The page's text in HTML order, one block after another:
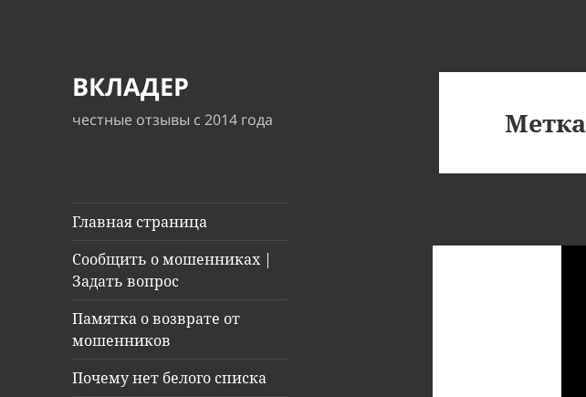
ВКЛАДЕР
честные отзывы с 2014 года
Главная страница
Сообщить о мошенниках |
Задать вопрос
Памятка о возврате от
мошенников
Почему нет белого списка